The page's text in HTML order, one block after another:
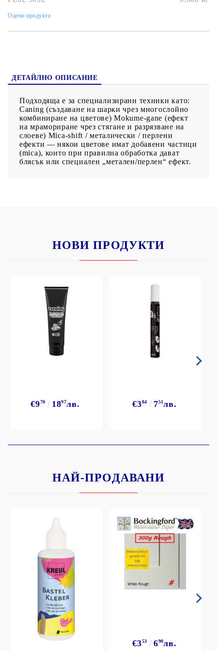
оформяне, изделието трябва да се изпече във фурна:
печене е приблизително 30 минути за всеки 1/4 инч Не
елементи за смешана медия. След изпичане, предметите
могат да се шлайфат, боядисват или лакират — това
Оцени продукта
ДЕТАЙЛНО ОПИСАНИЕ
Подходяща е за специализирани техники като:
Caning (създаване на шарки чрез многослойно
комбиниране на цветове) Mokume-gane (ефект
на мрамориране чрез стягане и разрязване на
слоеве) Mica-shift / металически / перлени
ефекти — някои цветове имат добавени частици
(mica), които при правилна обработка дават
блясък или специален „метален/перлен“ ефект.
НОВИ ПРОДУКТИ
€970 1897лв. €384 751лв.
НАЙ-ПРОДАВАНИ
€353 690лв.